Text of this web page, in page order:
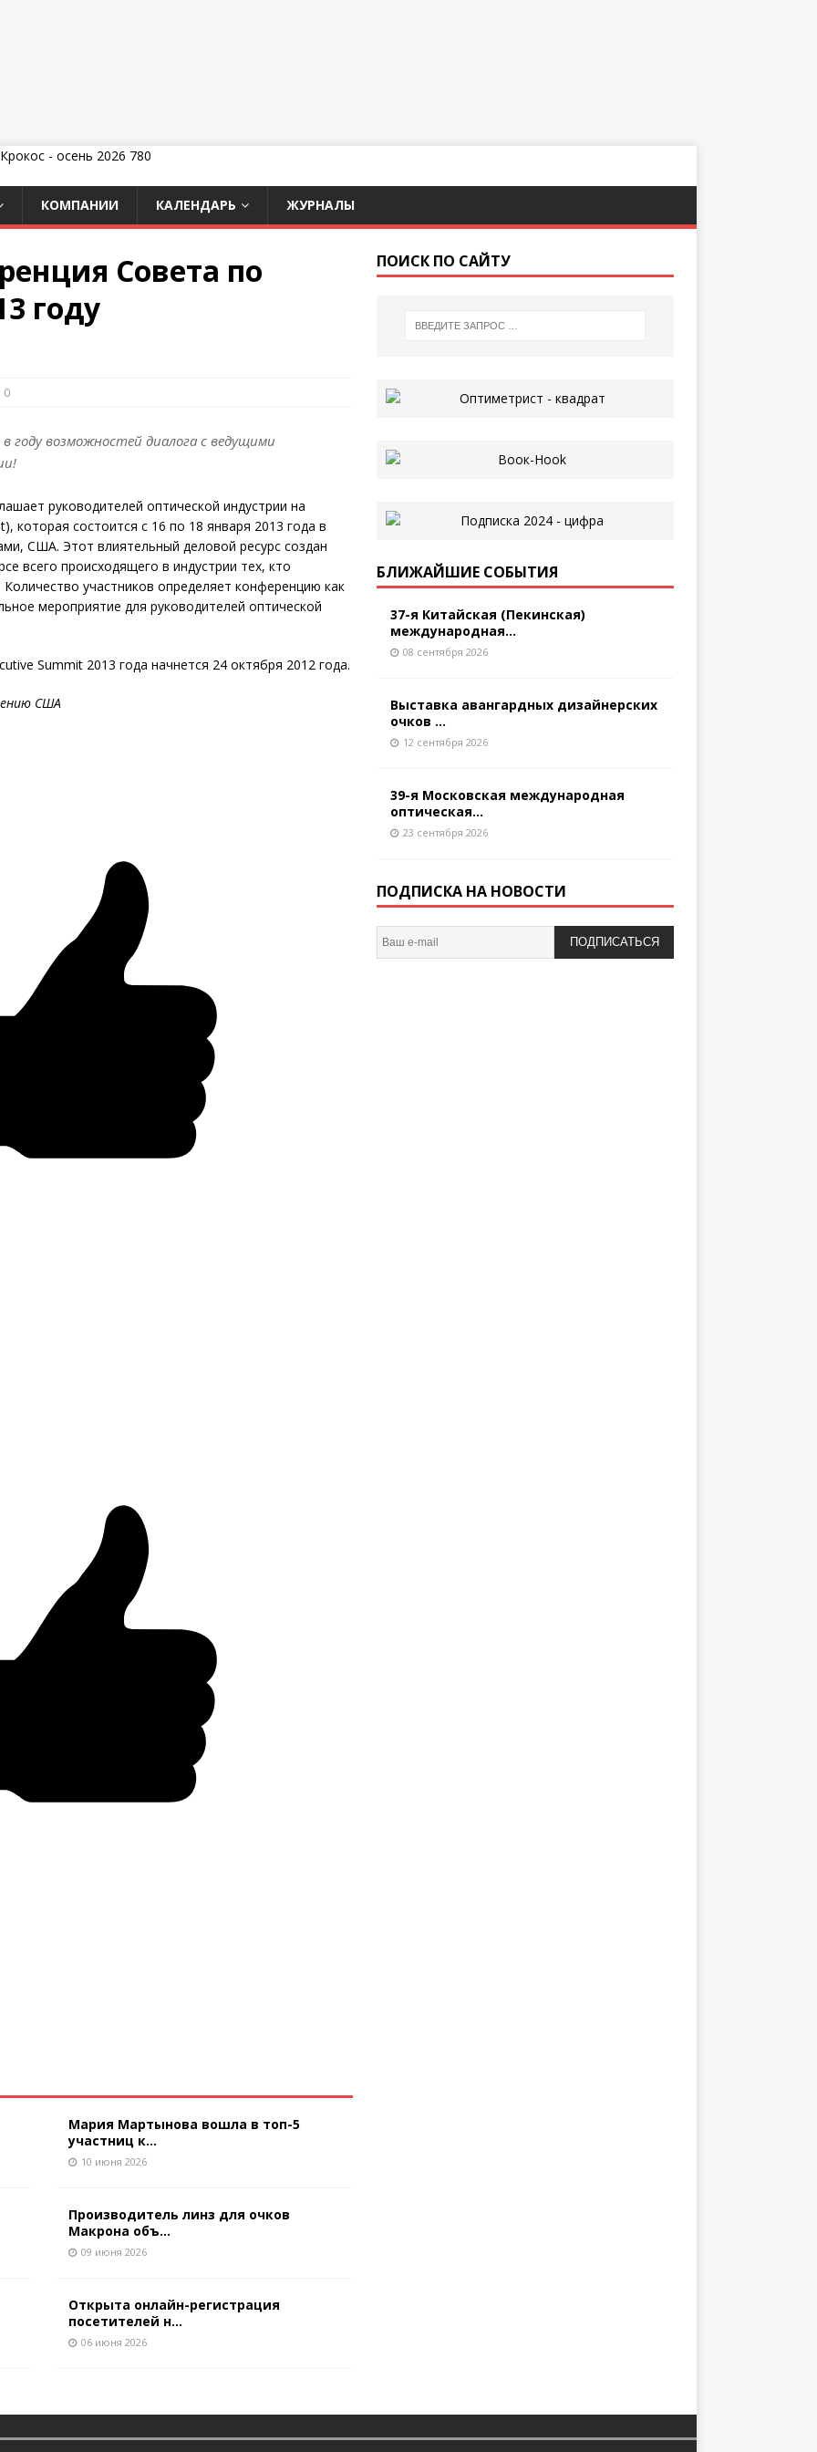
КОМПАНИИ КАЛЕНДАРЬ ЖУРНАЛЫ
Совета по
году
0
году возможностей диалога с ведущими
руководителей оптической индустрии на
которая состоится с 16 по 18 января 2013 года в
США. Этот влиятельный деловой ресурс создан
всего происходящего в индустрии тех, кто
участников определяет конференцию как
мероприятие для руководителей оптической
Summit 2013 года начнется 24 октября 2012 года.
США
Мария Мартынова вошла в топ-5
участниц к...
10 июня 2026
Производитель линз для очков
Макрона объ...
09 июня 2026
Открыта онлайн-регистрация
посетителей н...
06 июня 2026
ПОИСК ПО САЙТУ
БЛИЖАЙШИЕ СОБЫТИЯ
37-я Китайская (Пекинская)
международная...
08 сентября 2026
Выставка авангардных дизайнерских
очков ...
12 сентября 2026
39-я Московская международная
оптическая...
23 сентября 2026
ПОДПИСКА НА НОВОСТИ
ПОДПИСАТЬСЯ